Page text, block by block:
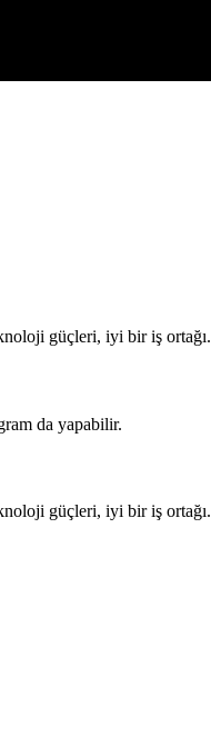
güçleri, iyi bir iş ortağı.
da yapabilir.
güçleri, iyi bir iş ortağı.